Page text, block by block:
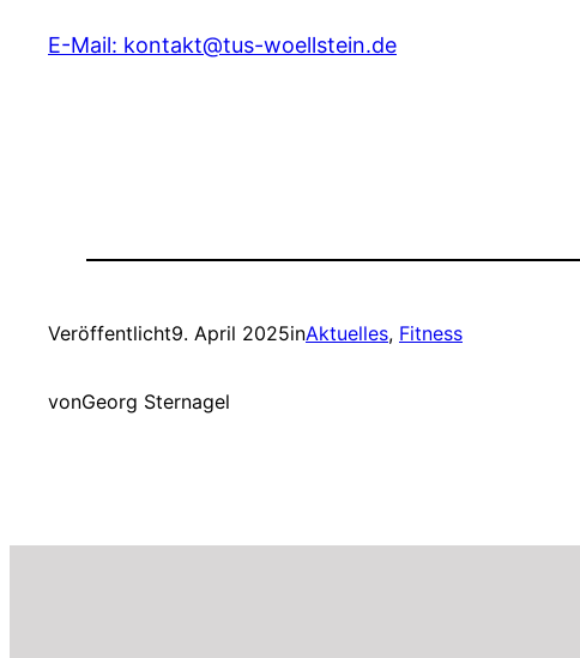
E-Mail: kontakt@tus-woellstein.de
Veröffentlicht9. April 2025inAktuelles, Fitness
vonGeorg Sternagel